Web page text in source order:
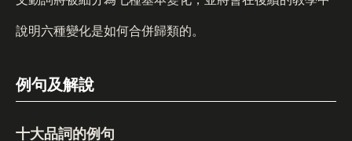
說明六種變化是如何合併歸類的。
例句及解說
十大品詞的例句